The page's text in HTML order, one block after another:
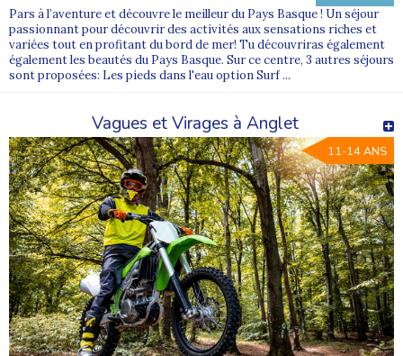
Pars à l’aventure et découvre le meilleur du Pays Basque ! Un séjour
passionnant pour découvrir des activités aux sensations riches et
variées tout en profitant du bord de mer! Tu découvriras également
également les beautés du Pays Basque. Sur ce centre, 3 autres séjours
sont proposées: Les pieds dans l'eau option Surf ...
Vagues et Virages à Anglet
11-14 ANS